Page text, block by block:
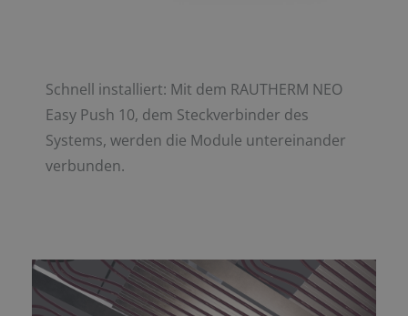
Schnell installiert: Mit dem RAUTHERM NEO
Easy Push 10, dem Steckverbinder des
Systems, werden die Module untereinander
verbunden.